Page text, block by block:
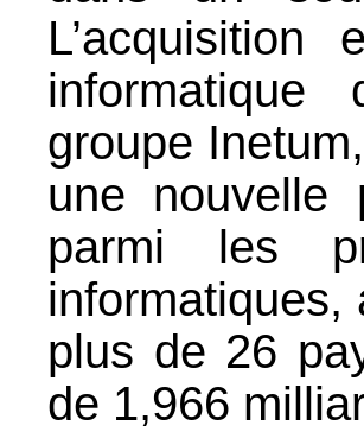
groupe
une nouvelle
parmi les
informatiques,
plus de 26
de 1,966